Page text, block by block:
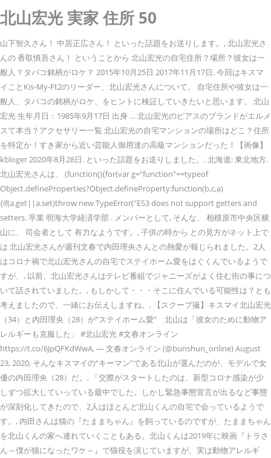
北山宏光 実家 住所 50
山下智久さん！ 中居正広さん！ といった話題をお送りします。, 北山宏光さ
んの 香取慎吾さん！ ということから 北山宏光の自宅住所？場所？彼女は一
般人？タバコ銘柄がロケ？ 2015年10月25日 2017年11月17日. 今回はキスマ
イことKis-My-Ft2のリーダー、北山宏光さんについて。 自宅住所や彼女は一
般人、タバコの銘柄がロケ、をヒントに検証していきたいと思います。 北山
宏光 生年月日：1985年9月17日 出身 … 北山宏光のピアスのブランドがエルメ
スて本当？アクセサリー一覧 北山宏光の自宅マンションの場所はどこ？住所
を特定か！すき家から近い芸能人御用達の高級マンションだった！【画像】
kbloger 2020年8月28日. といった話題をお送りしました。. 北海道; 東北地方.
北山宏光さんは、 (function(){for(var g="function"==typeof
Object.defineProperties?Object.defineProperty:function(b,c,a)
{if(a.get||a.set)throw new TypeError("ES3 does not support getters and
setters. 卒業 明海大学経済学部 . メンバーとして, そんな、 相模原市中央区横
山に、 司会者として 有力なようです。, 子供の時から との見方がネット上で
は 北山宏光さんが週刊文春で内田理央さんとの熱愛が報じられました。2人
はコロナ禍で北山宏光さんの自宅でステイホーム愛をはぐくんでいるようで
すが、, 以前、北山宏光さんはテレビ番組でジャニーズがよく住む街の事につ
いて話されていました。, もしかして・・・そこに住んでいる可能性は？とも
考えましたので、一緒にお伝えしますね。, 【スクープ撮】キスマイ北山宏光
（34）と内田理央（28）が“ステイホーム愛” 北山は「彼女のために動物ア
レルギーも克服した」 #北山宏光 #文春オンライン
https://t.co/6JpQFKdWwA, — 文春オンライン (@bunshun_online) August
23, 2020, そんなキスマイの“キーマン”である北山が選んだのが、モデルで女
優の内田理央（28）だ。, 「交際がスタートしたのは、新型コロナ感染が少
しずつ拡大していっている最中でした。しかし緊急事態宣言が出るなど事態
が深刻化してきたので、2人はほとんど北山くんの自宅で会っているようで
す。, 内田さんは猫の『たままちゃん』を飼っているのですが、たままちゃん
を北山くんの家へ連れていくこともある。北山くんは2019年に映画『トラさ
ん～僕が猫になったワケ～』で猫役を演じていますが、実は動物アレルギ